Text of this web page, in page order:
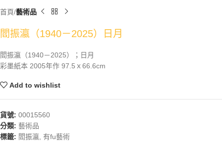
首頁 藝術品
閻振瀛（1940－2025）日月
閻振瀛（1940－2025）；日月
彩墨紙本 2005年作 97.5ｘ66.6cm
Add to wishlist
貨號: 00015560
分類: 藝術品
標籤: 閻振瀛 有fu藝術